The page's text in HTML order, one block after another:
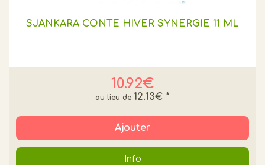
SJANKARA CONTE HIVER SYNERGIE 11 ML
10.92€
12.13€ *
Ajouter
Info